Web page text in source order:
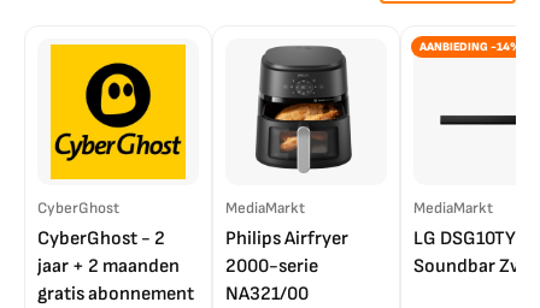
CyberGhost
CyberGhost - 2
jaar + 2 maanden
gratis abonnement
MediaMarkt
Philips Airfryer
2000-serie
NA321/00
AANBIEDING -14%
MediaMarkt
LG DSG10TY
Soundbar